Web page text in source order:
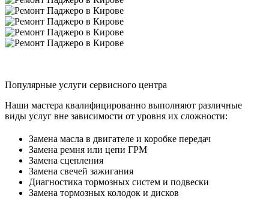
Популярные услуги сервисного центра
Наши мастера квалифицированно выполняют различные
виды услуг вне зависимости от уровня их сложности:
Замена масла в двигателе и коробке передач
Замена ремня или цепи ГРМ
Замена сцепления
Замена свечей зажигания
Диагностика тормозных систем и подвески
Замена тормозных колодок и дисков